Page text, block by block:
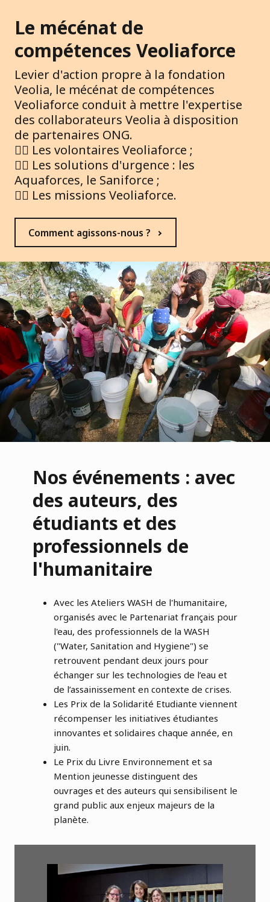
Le mécénat de
compétences Veoliaforce
Levier d'action propre à la fondation
Veolia, le mécénat de compétences
Veoliaforce conduit à mettre l'expertise
des collaborateurs Veolia à disposition
de partenaires ONG.
👉🏽 Les volontaires Veoliaforce ;
👉🏽 Les solutions d'urgence : les
Aquaforces, le Saniforce ;
👉🏽 Les missions Veoliaforce.
Comment agissons-nous ?
Nos événements : avec
des auteurs, des
étudiants et des
professionnels de
l'humanitaire
Avec les Ateliers WASH de l'humanitaire,
organisés avec le Partenariat français pour
l'eau, des professionnels de la WASH
("Water, Sanitation and Hygiene") se
retrouvent pendant deux jours pour
échanger sur les technologies de l’eau et
de l’assainissement en contexte de crises.
Les Prix de la Solidarité Etudiante viennent
récompenser les initiatives étudiantes
innovantes et solidaires chaque année, en
juin.
Le Prix du Livre Environnement et sa
Mention jeunesse distinguent des
ouvrages et des auteurs qui sensibilisent le
grand public aux enjeux majeurs de la
planète.